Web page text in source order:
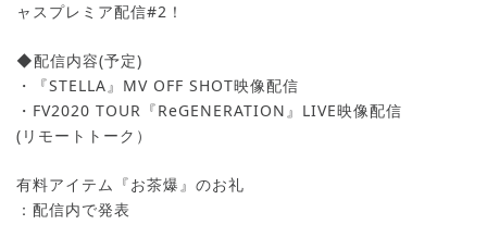
ャスプレミア配信#2！
◆配信内容(予定)
・『STELLA』MV OFF SHOT映像配信
・FV2020 TOUR『ReGENERATION』LIVE映像配信
(リモートトーク）
有料アイテム『お茶爆』のお礼
：配信内で発表